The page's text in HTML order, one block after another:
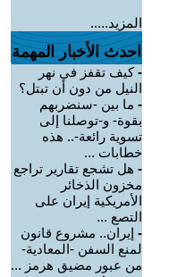
المزيد.....
احدث الأخبار المهمة
-كيف تقفز في نهر
النيل من دون أن تبتل؟
- ما بين -سنضربهم
بقوة- و-توصلنا إلى
تسوية رائعة-.. هذه
خطابات ...
- هل تشجع تقارير تراجع
مخزون الذخائر
الأمريكية إيران على
التصع ...
- إيران.. مشروع قانون
لمنع السفن -المعادية-
من عبور مضيق هرمز ...